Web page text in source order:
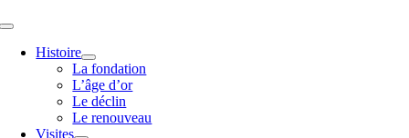
Toggle
NavigationHistoire
La fondation
L’âge d’or
Le déclin
Le renouveau
Visites